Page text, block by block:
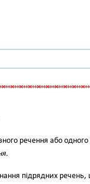
речення або
підрядних речень,